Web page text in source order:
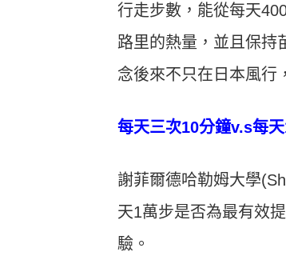
行走步數，能從每天
路里的熱量，並且保持
念後來不只在日本風行
每天三次10分鐘v.s每
謝菲爾德哈勒姆大學
天1萬步是否為最有效
驗。